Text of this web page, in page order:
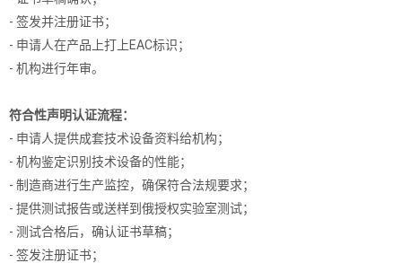
- 签发并注册证书；
- 申请人在产品上打上EAC标识；
- 机构进行年审。
符合性声明认证流程：
- 申请人提供成套技术设备资料给机构；
- 机构鉴定识别技术设备的性能；
- 制造商进行生产监控，确保符合法规要求；
- 提供测试报告或送样到俄授权实验室测试；
- 测试合格后，确认证书草稿；
- 签发注册证书；